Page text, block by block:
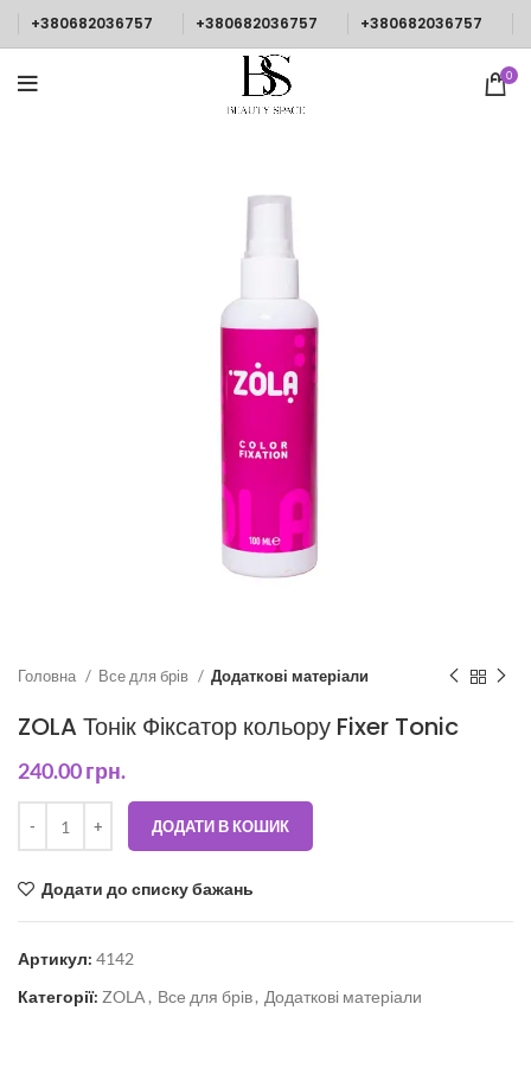
+380682036757 +380682036757 +380682036757
0
Головна Все для брів Додаткові матеріали
ZOLA Тонік Фіксатор кольору Fixer Tonic
240.00грн.
ДОДАТИ В КОШИК
Додати до списку бажань
Артикул: 4142
Категорії: ZOLA , Все для брів, Додаткові матеріали